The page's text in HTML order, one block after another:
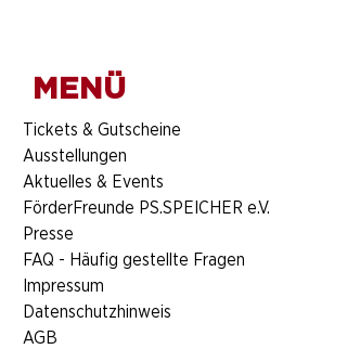
MENÜ
​Tickets & Gutscheine
Ausstellungen
Aktuelles & Events
FörderFreunde PS.SPEICHER e.V.
Presse
FAQ - Häufig gestellte Fragen
Impressum
Datenschutzhinweis
AGB